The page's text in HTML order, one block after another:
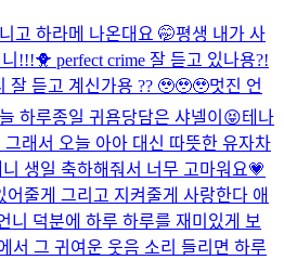
고 하라메 나온대요 🤭평생 내가 사
니!!!🐥 perfect crime 잘 듣고 있나용?!
잘 듣고 계신가용 ?? 🥹🥹🥹멋진 언
하루종일 귀욤당담은 샤넬이😝테나
래서 오늘 아아 대신 따뜻한 유자차
생일 축하해줘서 너무 고마워요💗
줄게 그리고 지켜줄게 사랑한다 애
니 덕분에 하루 하루를 재미있게 보
서 그 귀여운 웃음 소리 들리면 하루